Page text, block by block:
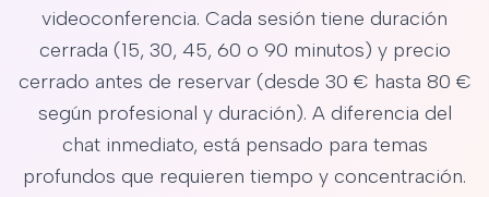
videoconferencia. Cada sesión tiene duración
cerrada (15, 30, 45, 60 o 90 minutos) y precio
cerrado antes de reservar (desde 30 € hasta 80 €
según profesional y duración). A diferencia del
chat inmediato, está pensado para temas
profundos que requieren tiempo y concentración.